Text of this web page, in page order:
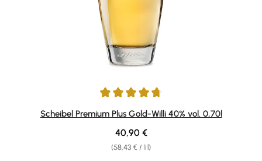
Average rating of 4.84 out of 5 stars
Scheibel Premium Plus Gold-Willi 40% vol. 0,70l
(58,43 € / 1 l)
Regular price:
40,90 €